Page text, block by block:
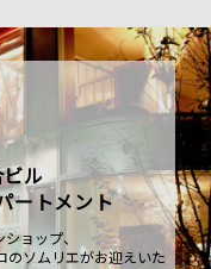
ル
ートメント
ョップ、
のソムリエがお迎えいた